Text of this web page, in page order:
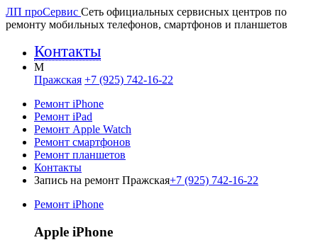
ЛП проСервис Сеть официальных сервисных центров по
ремонту мобильных телефонов, смартфонов и планшетов
Контакты
M
Пражская +7 (925) 742-16-22
Ремонт iPhone
Ремонт iPad
Ремонт Apple Watch
Ремонт смартфонов
Ремонт планшетов
Контакты
Запись на ремонт Пражская+7 (925) 742-16-22
Ремонт iPhone
Apple iPhone